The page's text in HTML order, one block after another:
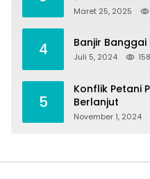
Maret 25, 2025
4 Banjir
Juli 5, 2024
5
Konflik Petani
Berlanjut
November 1, 2024